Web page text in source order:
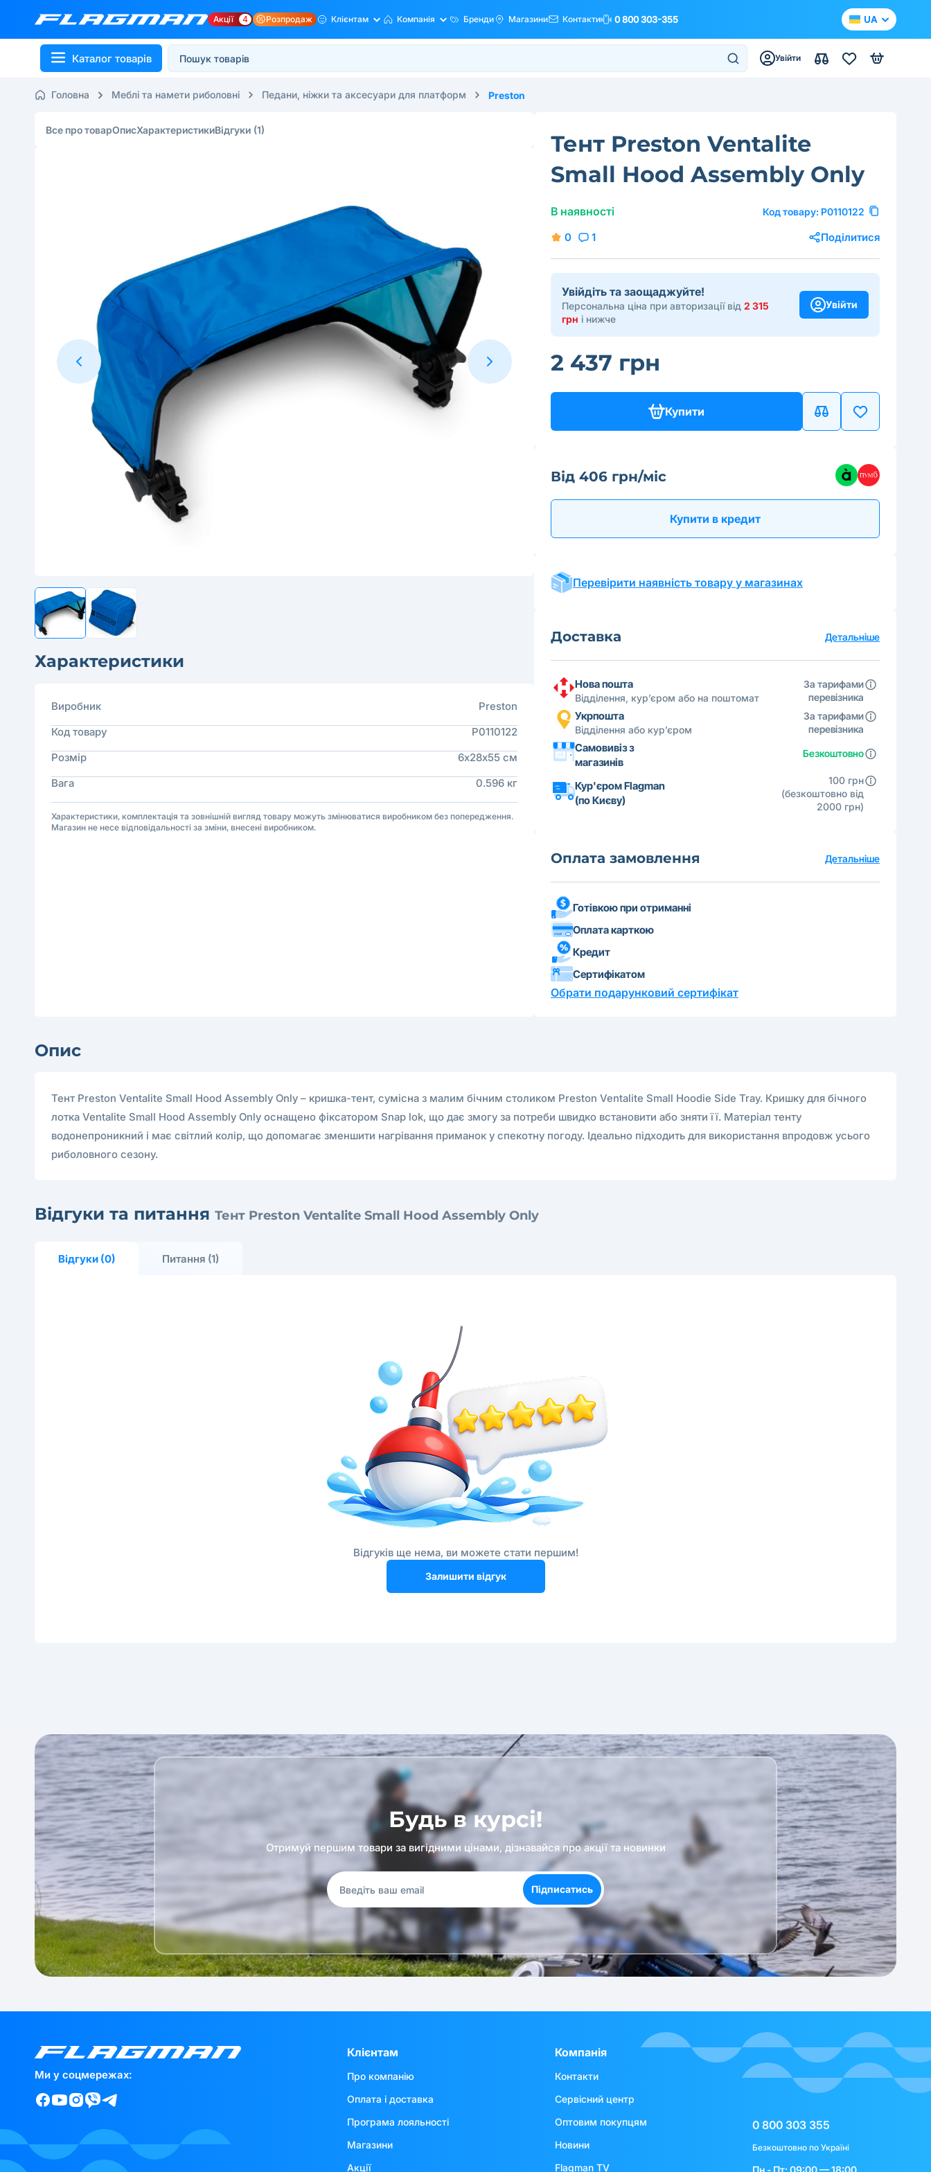
Акції 4 Розпродаж Клієнтам Компанія Бренди Магазини Контакти 0 800 303-355 UA
Каталог товарів Увійти
Головна Меблі та намети риболовні Педани, ніжки та аксесуари для платформ Preston
Все про товарОписХарактеристикиВідгуки (1)
Характеристики
Виробник
Preston
Код товару
P0110122
Розмір
6х28х55 см
Вага
0.596 кг
Характеристики, комплектація та зовнішній вигляд товару можуть змінюватися виробником без попередження.
Магазин не несе відповідальності за зміни, внесені виробником.
Тент Preston Ventalite
Small Hood Assembly Only
В наявності Код товару: P0110122
0 1 Поділитися
Увійдіть та заощаджуйте!
Персональна ціна при авторизації від 2 315
грн і нижче
Увійти
2 437 грн
Купити
Від 406 грн/міс
Купити в кредит
Перевірити наявність товару у магазинах
Доставка Детальніше
Нова пошта
Відділення, кур’єром або на поштомат
За тарифами
перевізника
Укрпошта
Відділення або кур’єром
За тарифами
перевізника
Самовивіз з
магазинів
Безкоштовно
Кур'єром Flagman
(по Києву)
100 грн
(безкоштовно від
2000 грн)
Оплата замовлення Детальніше
Готівкою при отриманні
Оплата карткою
Кредит
Сертифікатом
Обрати подарунковий сертифікат
Опис
Тент Preston Ventalite Small Hood Assembly Only – кришка-тент, сумісна з малим бічним столиком Preston Ventalite Small Hoodie Side Tray. Кришку для бічного
лотка Ventalite Small Hood Assembly Only оснащено фіксатором Snap lok, що дає змогу за потреби швидко встановити або зняти її. Матеріал тенту
водонепроникний і має світлий колір, що допомагає зменшити нагрівання приманок у спекотну погоду. Ідеально підходить для використання впродовж усього
риболовного сезону.
Відгуки та питання Тент Preston Ventalite Small Hood Assembly Only
Відгуки (0) Питання (1)
Відгуків ще нема, ви можете стати першим!
Залишити відгук
Будь в курсі!
Отримуй першим товари за вигідними цінами, дізнавайся про акції та новинки
Підписатись
Ми у соцмережах:
Клієнтам
Про компанію
Оплата і доставка
Програма лояльності
Магазини
Акції
Компанія
Контакти
Сервісний центр
Оптовим покупцям
Новини
Flagman TV
0 800 303 355
Безкоштовно по Україні
Пн - Пт: 09:00 — 18:00